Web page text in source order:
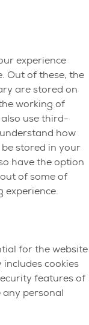
experience
Out of these, the
are stored on
working of
use third-
how
be stored in your
have the option
of some of
experience.
for the website
cookies
features of
any personal